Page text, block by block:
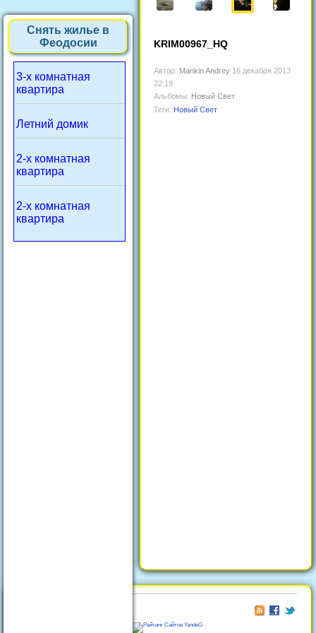
Снять жилье в
Феодосии
3-х комнатная
квартира
Летний домик
2-х комнатная
квартира
2-х комнатная
квартира
KRIM00967_HQ
Автор: Mankin Andrey 16 декабря 2013
22:19
Альбомы: Новый Свет
Теги: Новый Свет